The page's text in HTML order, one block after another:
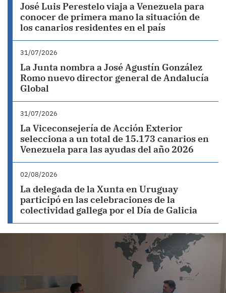
José Luis Perestelo viaja a Venezuela para
conocer de primera mano la situación de
los canarios residentes en el país
31/07/2026
La Junta nombra a José Agustín González
Romo nuevo director general de Andalucía
Global
31/07/2026
La Viceconsejería de Acción Exterior
selecciona a un total de 15.173 canarios en
Venezuela para las ayudas del año 2026
02/08/2026
La delegada de la Xunta en Uruguay
participó en las celebraciones de la
colectividad gallega por el Día de Galicia